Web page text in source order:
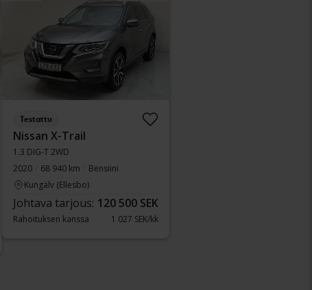
Testattu
Nissan X-Trail
1.3 DIG-T 2WD
2020
68 940 km
Bensiini
Kungälv (Ellesbo)
Johtava tarjous: 120 500 SEK
Rahoituksen kanssa 1 027 SEK/kk